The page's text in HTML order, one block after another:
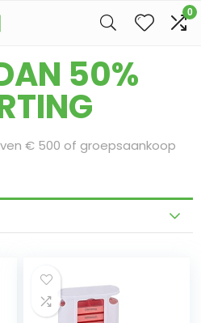
0
onze Sale Days
50%
€ 500 of groepsaankoop